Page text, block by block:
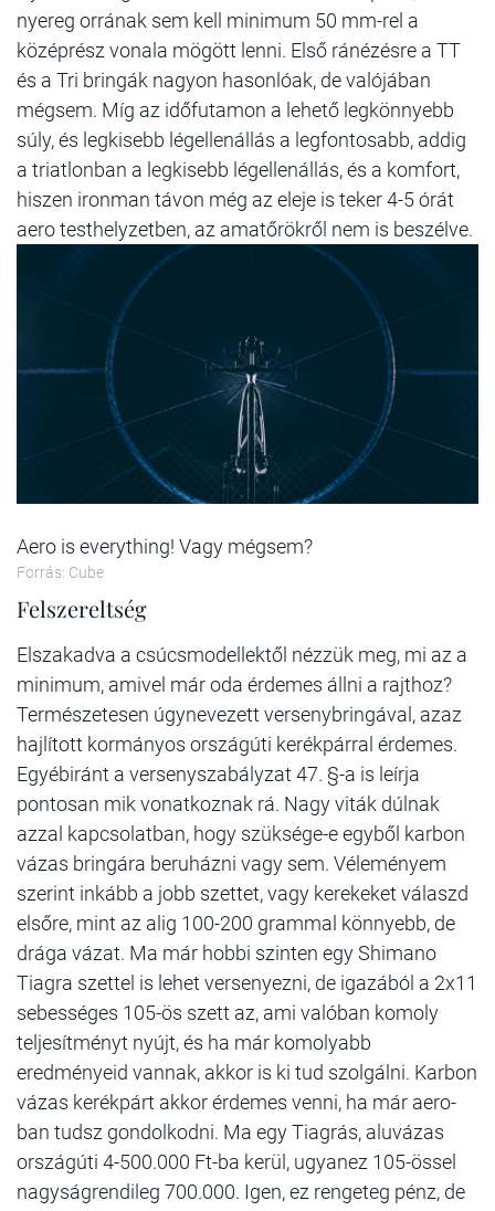
nyereg orrának sem kell minimum 50 mm-rel a
középrész vonala mögött lenni. Első ránézésre a TT
és a Tri bringák nagyon hasonlóak, de valójában
mégsem. Míg az időfutamon a lehető legkönnyebb
súly, és legkisebb légellenállás a legfontosabb, addig
a triatlonban a legkisebb légellenállás, és a komfort,
hiszen ironman távon még az eleje is teker 4-5 órát
aero testhelyzetben, az amatőrökről nem is beszélve.
Aero is everything! Vagy mégsem?
Forrás: Cube
Felszereltség
Elszakadva a csúcsmodellektől nézzük meg, mi az a
minimum, amivel már oda érdemes állni a rajthoz?
Természetesen úgynevezett versenybringával, azaz
hajlított kormányos országúti kerékpárral érdemes.
Egyébiránt a versenyszabályzat 47. §-a is leírja
pontosan mik vonatkoznak rá. Nagy viták dúlnak
azzal kapcsolatban, hogy szüksége-e egyből karbon
vázas bringára beruházni vagy sem. Véleményem
szerint inkább a jobb szettet, vagy kerekeket válaszd
elsőre, mint az alig 100-200 grammal könnyebb, de
drága vázat. Ma már hobbi szinten egy Shimano
Tiagra szettel is lehet versenyezni, de igazából a 2x11
sebességes 105-ös szett az, ami valóban komoly
teljesítményt nyújt, és ha már komolyabb
eredményeid vannak, akkor is ki tud szolgálni. Karbon
vázas kerékpárt akkor érdemes venni, ha már aero-
ban tudsz gondolkodni. Ma egy Tiagrás, aluvázas
országúti 4-500.000 Ft-ba kerül, ugyanez 105-össel
nagyságrendileg 700.000. Igen, ez rengeteg pénz, de